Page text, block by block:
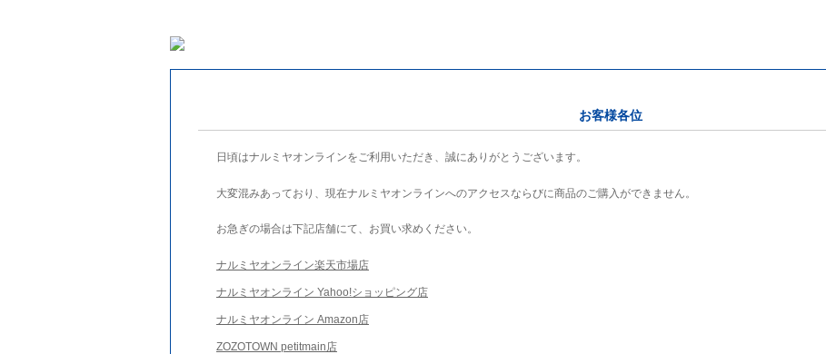
お客様各位
日頃はナルミヤオンラインをご利用いただき、誠にありがとうございます。
大変混みあっており、現在ナルミヤオンラインへのアクセスならびに商品のご購入ができません。
お急ぎの場合は下記店舗にて、お買い求めください。
ナルミヤオンライン楽天市場店
ナルミヤオンライン Yahoo!ショッピング店
ナルミヤオンライン Amazon店
ZOZOTOWN petitmain店